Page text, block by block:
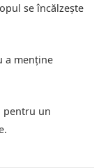
se încălzește
a menține
pentru un